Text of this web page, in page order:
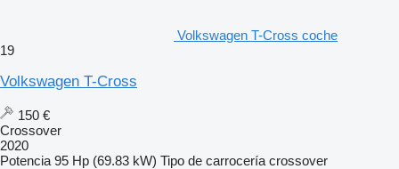
Volkswagen T-Cross coche
19
Volkswagen T-Cross
150 €
Crossover
2020
Potencia 95 Hp (69.83 kW) Tipo de carrocería crossover